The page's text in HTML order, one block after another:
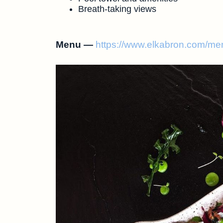
Breath-taking views
Menu — https://www.elkabron.com/